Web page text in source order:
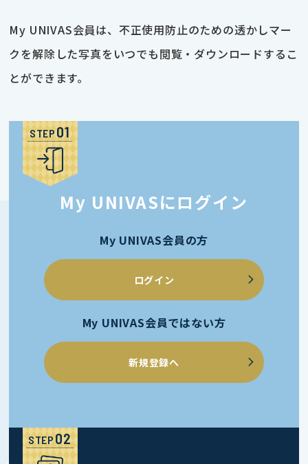
My UNIVAS会員は、不正使用防止のための透かしマー
クを解除した写真をいつでも閲覧・ダウンロードするこ
とができます。
STEP
My UNIVASにログイン
My UNIVAS会員の方
ログイン
My UNIVAS会員ではない方
新規登録へ
STEP